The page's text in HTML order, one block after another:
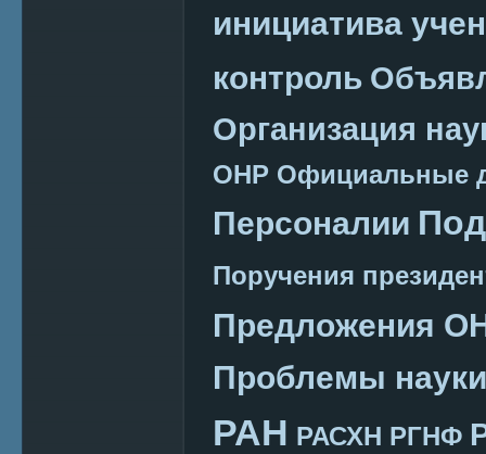
инициатива
контроль
Организация
ОНР Официальные
Персоналии
Поручения
Предложения
Проблемы науки
РАН РАСХН РГНФ